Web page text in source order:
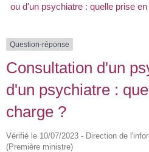
ou d'un psychiatre : quelle prise
Question-réponse
Consultation d'un
d'un psychiatre :
charge ?
Vérifié le 10/07/2023 - Direction de
(Première ministre)